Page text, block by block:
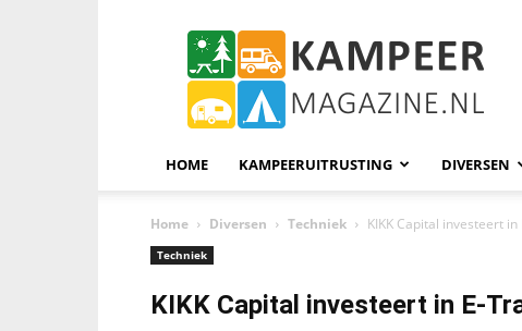
KampeerMagazine
HOME KAMPEERUITRUSTING DIVERSEN
Home Diversen Techniek KIKK Capital investeert
Techniek
KIKK Capital investeert in E-